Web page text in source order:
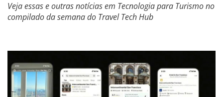
Veja essas e outras notícias em Tecnologia para Turismo no
compilado da semana do Travel Tech Hub